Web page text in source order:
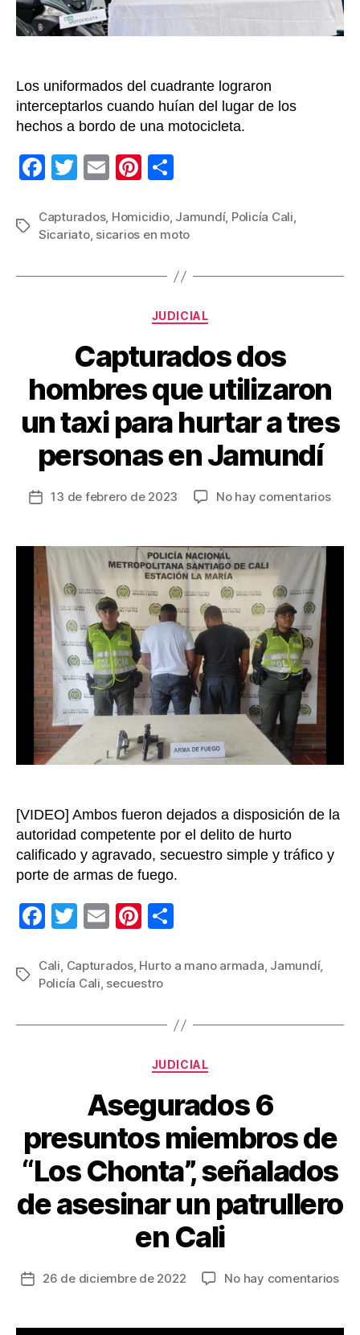
Los uniformados del cuadrante lograron
interceptarlos cuando huían del lugar de los
hechos a bordo de una motocicleta.
F
c
e
b
T
tt
er
E
ail
Pi
er
e
st
m
p
ar
Etiquetas
Capturados, Homicidio, Jamundí, Policía Cali,
Sicariato, sicarios en moto
Categorías
JUDICIAL
Capturados dos
hombres que utilizaron
un taxi para hurtar a tres
personas en Jamundí
Fecha
entrada
13 de febrero de 2023 No hay comentariosen
[VIDEO] Ambos fueron dejados a disposición de la
autoridad competente por el delito de hurto
calificado y agravado, secuestro simple y tráfico y
porte de armas de fuego.
F
c
e
b
T
tt
er
E
ail
Pi
er
e
st
m
ar
Etiquetas
Cali, Capturados, Hurto a mano armada, Jamundí,
Policía Cali, secuestro
Categorías
JUDICIAL
Asegurados 6
presuntos miembros de
“Los Chonta”, señalados
de asesinar un patrullero
en Cali
Fecha26 de diciembre de 2022 No hay comentariosen